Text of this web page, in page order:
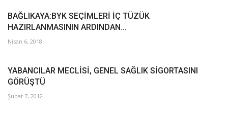
BAĞLIKAYA:BYK SEÇİMLERİ İÇ TÜZÜK
HAZIRLANMASININ ARDINDAN...
Nisan 6, 2018
YABANCILAR MECLİSİ, GENEL SAĞLIK SİGORTASINI
GÖRÜŞTÜ
Şubat 7, 2012